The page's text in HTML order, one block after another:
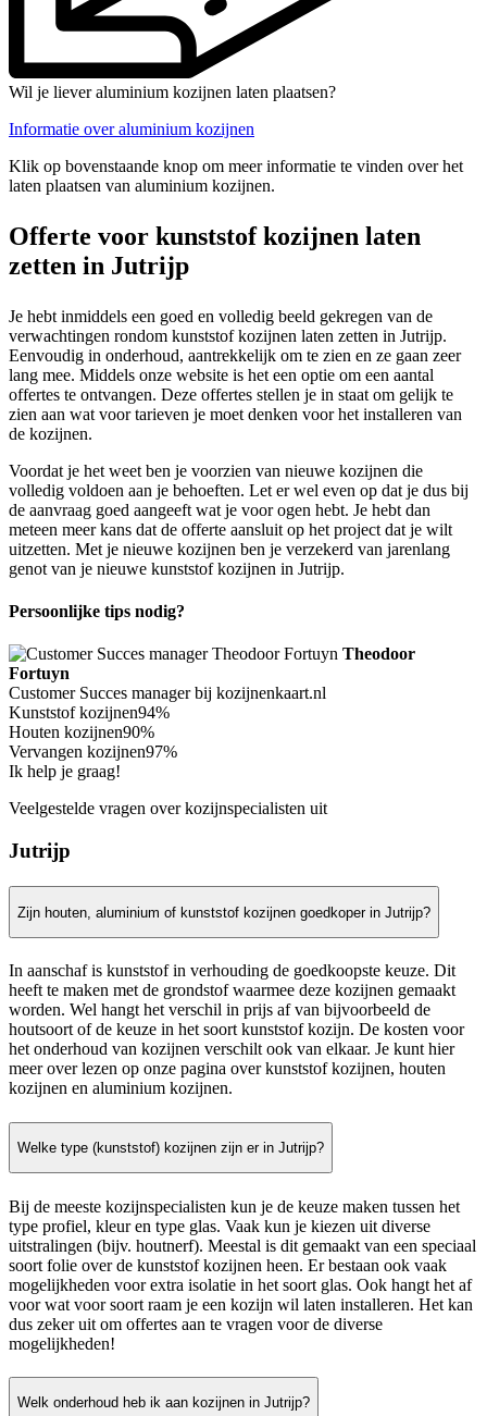
Wil je liever aluminium kozijnen laten plaatsen?
Informatie over aluminium kozijnen
Klik op bovenstaande knop om meer informatie te vinden over het
laten plaatsen van aluminium kozijnen.
Offerte voor kunststof kozijnen laten
zetten in Jutrijp
Je hebt inmiddels een goed en volledig beeld gekregen van de
verwachtingen rondom kunststof kozijnen laten zetten in Jutrijp.
Eenvoudig in onderhoud, aantrekkelijk om te zien en ze gaan zeer
lang mee. Middels onze website is het een optie om een aantal
offertes te ontvangen. Deze offertes stellen je in staat om gelijk te
zien aan wat voor tarieven je moet denken voor het installeren van
de kozijnen.
Voordat je het weet ben je voorzien van nieuwe kozijnen die
volledig voldoen aan je behoeften. Let er wel even op dat je dus bij
de aanvraag goed aangeeft wat je voor ogen hebt. Je hebt dan
meteen meer kans dat de offerte aansluit op het project dat je wilt
uitzetten. Met je nieuwe kozijnen ben je verzekerd van jarenlang
genot van je nieuwe kunststof kozijnen in Jutrijp.
Persoonlijke tips nodig?
Theodoor
Fortuyn
Customer Succes manager bij kozijnenkaart.nl
Kunststof kozijnen94%
Houten kozijnen90%
Vervangen kozijnen97%
Ik help je graag!
Veelgestelde vragen over kozijnspecialisten uit
Jutrijp
Zijn houten, aluminium of kunststof kozijnen goedkoper in Jutrijp?
In aanschaf is kunststof in verhouding de goedkoopste keuze. Dit
heeft te maken met de grondstof waarmee deze kozijnen gemaakt
worden. Wel hangt het verschil in prijs af van bijvoorbeeld de
houtsoort of de keuze in het soort kunststof kozijn. De kosten voor
het onderhoud van kozijnen verschilt ook van elkaar. Je kunt hier
meer over lezen op onze pagina over kunststof kozijnen, houten
kozijnen en aluminium kozijnen.
Welke type (kunststof) kozijnen zijn er in Jutrijp?
Bij de meeste kozijnspecialisten kun je de keuze maken tussen het
type profiel, kleur en type glas. Vaak kun je kiezen uit diverse
uitstralingen (bijv. houtnerf). Meestal is dit gemaakt van een speciaal
soort folie over de kunststof kozijnen heen. Er bestaan ook vaak
mogelijkheden voor extra isolatie in het soort glas. Ook hangt het af
voor wat voor soort raam je een kozijn wil laten installeren. Het kan
dus zeker uit om offertes aan te vragen voor de diverse
mogelijkheden!
Welk onderhoud heb ik aan kozijnen in Jutrijp?